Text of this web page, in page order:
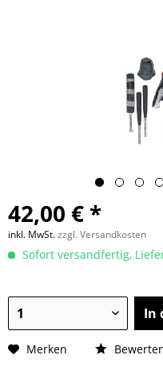
42,00 € *
inkl. MwSt.zzgl. Versandkosten
Sofort versandfertig,
In
Merken